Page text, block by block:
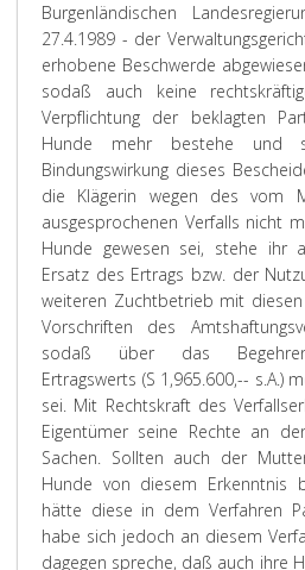
Burgenländischen
27.4.1989 - der
erhobene Beschwerde
sodaß auch keine
Verpflichtung der beklagten
Hunde mehr bestehe und
Bindungswirkung dieses
die Klägerin wegen des vom
ausgesprochenen Verfalls nicht
Hunde gewesen sei, stehe ihr
Ersatz des Ertrags bzw. der
weiteren Zuchtbetrieb mit
Vorschriften des
sodaß über das
Ertragswerts (S 1,965.600,-- s.A.)
sei. Mit Rechtskraft des
Eigentümer seine Rechte an
Sachen. Sollten auch der
Hunde von diesem Erkenntnis
hätte diese in dem Verfahren
habe sich jedoch an diesem
dagegen spreche, daß auch ihre